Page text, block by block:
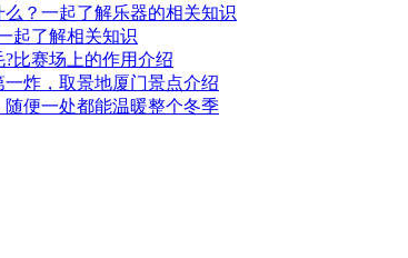
？一起了解乐器的相关知识
起了解相关知识
比赛场上的作用介绍
一炸，取景地厦门景点介绍
便一处都能温暖整个冬季